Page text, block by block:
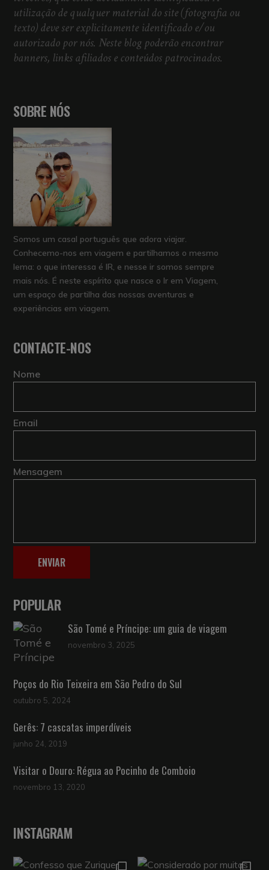
utilização de qualquer material do site (fotografia ou
texto) deve ser explicitamente identificado e/ou
autorizado por nós. Neste blog poderão encontrar
banners, links afiliados e conteúdos patrocinados.
SOBRE NÓS
Somos um casal português que adora viajar.
Conhecemo-nos em viagem e partilhamos o mesmo
lema: o que interessa é IR, e nesse ir somos sempre
mais nós. É neste espírito que nasce o Ir em Viagem,
um espaço de partilha das nossas aventuras e
experiências em viagem.
CONTACTE-NOS
Nome
Email
Mensagem
ENVIAR
POPULAR
São Tomé e Príncipe: um guia de viagem
novembro 3, 2025
Poços do Rio Teixeira em São Pedro do Sul
outubro 5, 2024
Gerês: 7 cascatas imperdíveis
junho 24, 2019
Visitar o Douro: Régua ao Pocinho de Comboio
novembro 13, 2020
INSTAGRAM